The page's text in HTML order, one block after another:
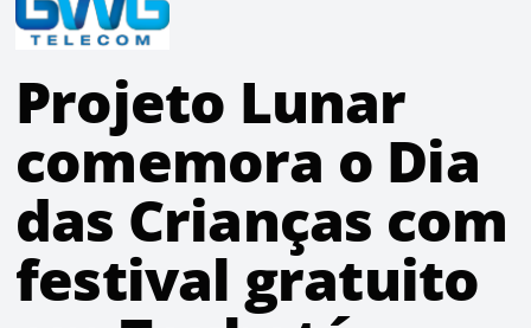
Projeto Lunar
comemora o Dia
das Crianças com
festival gratuito